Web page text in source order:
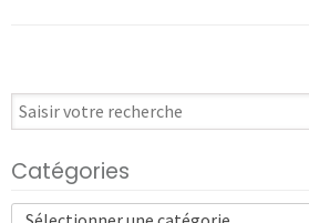
Catégories